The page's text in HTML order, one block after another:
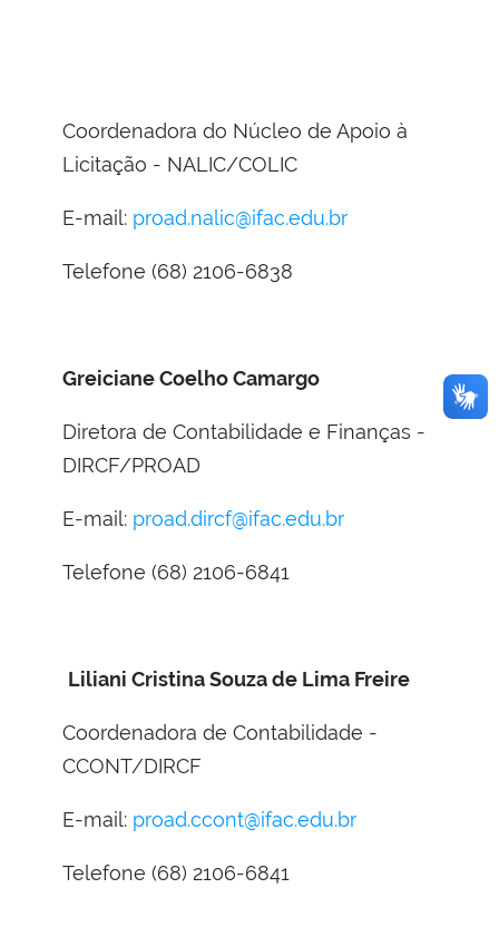
Coordenadora do Núcleo de Apoio à
Licitação - NALIC/COLIC
E-mail: proad.nalic@ifac.edu.br
Telefone (68) 2106-6838
Greiciane Coelho Camargo
Diretora de Contabilidade e Finanças -
DIRCF/PROAD
E-mail: proad.dircf@ifac.edu.br
Telefone (68) 2106-6841
Liliani Cristina Souza de Lima Freire
Coordenadora de Contabilidade -
CCONT/DIRCF
E-mail: proad.ccont@ifac.edu.br
Telefone (68) 2106-6841